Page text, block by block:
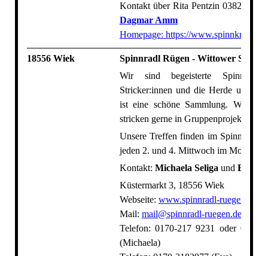
Kontakt über Rita Pentzin 038203-
Dagmar Amm
Homepage: https://www.spinnkreis-
18556 Wiek
Spinnradl Rügen - Wittower
Wir sind begeisterte
Stricker:innen und die Herde unserer
ist eine schöne Sammlung. Wir
stricken gerne in Gruppenprojekten.
Unsere Treffen finden im
jeden 2. und 4. Mittwoch im Monat
Kontakt: Michaela Seliga und Eva
Küstermarkt 3, 18556 Wiek
Webseite: www.spinnradl-ruegen.de
Mail: mail@spinnradl-ruegen.de
Telefon: 0170-217 9231 oder
(Michaela)